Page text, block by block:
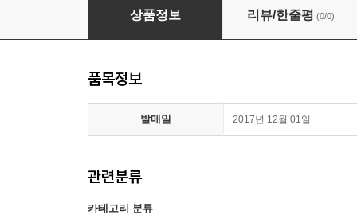
Fats Domino - All Hits! 68 Original
상품정보 리뷰/한줄평 (0/0)
품목정보
발매일 2017년 12월 01일
관련분류
카테고리 분류